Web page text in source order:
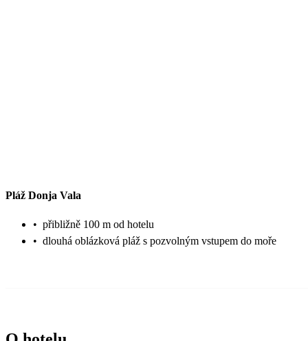
Pláž Donja Vala
• přibližně 100 m od hotelu
• dlouhá oblázková pláž s pozvolným vstupem do moře